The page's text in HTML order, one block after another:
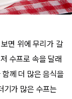
면 위에 무리가 갈
수프로 속을 달래
께 더 많은 음식을
기가 많은 수프는